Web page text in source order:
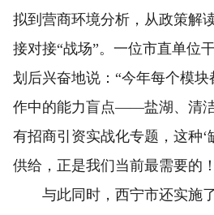
拟到营商环境分析，从政策解
接对接“战场”。一位市直单位
划后兴奋地说：“今年每个模
作中的能力盲点——盐湖、清
有招商引资实战化专题，这种‘
供给，正是我们当前最需要的
与此同时，西宁市还实施了